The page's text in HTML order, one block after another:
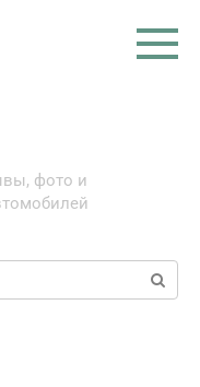
фото и